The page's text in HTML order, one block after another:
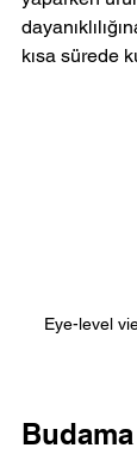
kısa sürede
Eye-level
Budama